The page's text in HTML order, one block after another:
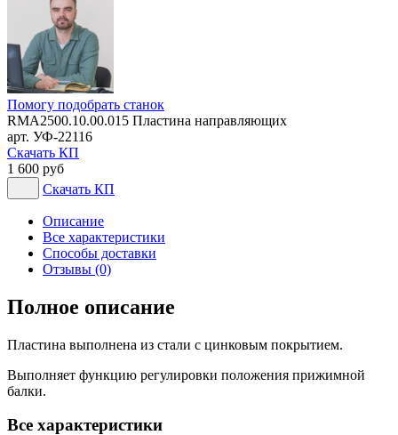
Помогу подобрать станок
RMA2500.10.00.015 Пластина направляющих
арт. УФ-22116
Скачать КП
1 600 руб
Скачать КП
Описание
Все характеристики
Способы доставки
Отзывы (0)
Полное описание
Пластина выполнена из стали с цинковым покрытием.
Выполняет функцию регулировки положения прижимной
балки.
Все характеристики